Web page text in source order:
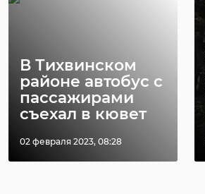
В Тихвинском
районе автобус с
пассажирами
съехал в кювет
02 февраля 2023, 08:28